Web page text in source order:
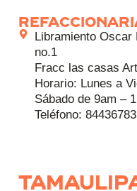
Libramiento Oscar
no.1
Fracc las casas
Horario: Lunes a
Sábado de 9am –
Teléfono: